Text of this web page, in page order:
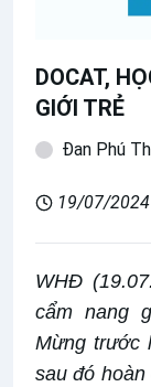
DOCAT,
GIỚI TRẺ
Đan Phú
19/07/2024
WHĐ
cẩm nang
Mừng trước
sau đó